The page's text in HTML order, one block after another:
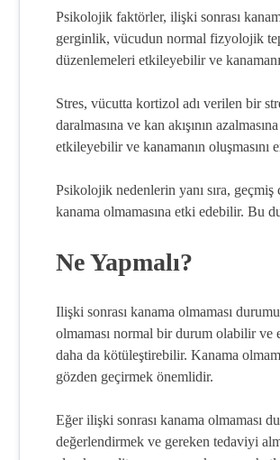
Psikolojik faktörler, ilişki sonrası
gerginlik, vücudun normal fizyolojik
düzenlemeleri etkileyebilir ve
Stres, vücutta kortizol adı verilen bir
daralmasına ve kan akışının
etkileyebilir ve kanamanın oluşmasını
Psikolojik nedenlerin yanı sıra,
kanama olmamasına etki edebilir. Bu
Ne Yapmalı?
Ilişki sonrası kanama olmaması
olmaması normal bir durum olabilir
daha da kötüleştirebilir. Kanama
gözden geçirmek önemlidir.
Eğer ilişki sonrası kanama olmaması
değerlendirmek ve gereken tedaviyi